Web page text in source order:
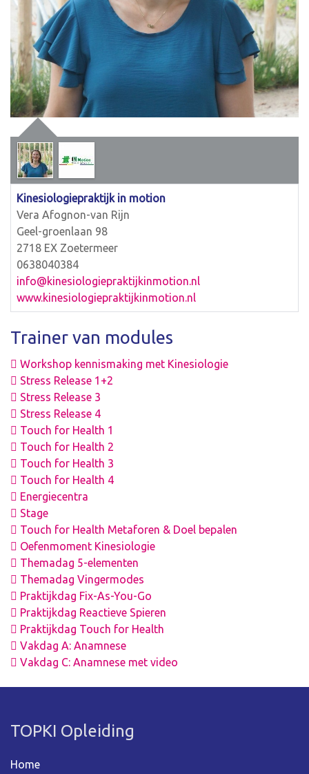
Kinesiologiepraktijk in motion
Vera Afognon-van Rijn
Geel-groenlaan 98
2718 EX Zoetermeer
0638040384
info@kinesiologiepraktijkinmotion.nl
www.kinesiologiepraktijkinmotion.nl
Trainer van modules
Workshop kennismaking met Kinesiologie
Stress Release 1+2
Stress Release 3
Stress Release 4
Touch for Health 1
Touch for Health 2
Touch for Health 3
Touch for Health 4
Energiecentra
Stage
Touch for Health Metaforen & Doel bepalen
Oefenmoment Kinesiologie
Themadag 5-elementen
Themadag Vingermodes
Praktijkdag Fix-As-You-Go
Praktijkdag Reactieve Spieren
Praktijkdag Touch for Health
Vakdag A: Anamnese
Vakdag C: Anamnese met video
TOPKI Opleiding
Home